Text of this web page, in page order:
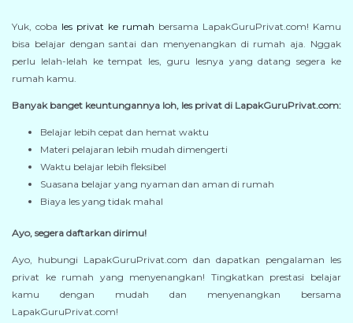
Yuk, coba les privat ke rumah bersama LapakGuruPrivat.com! Kamu
bisa belajar dengan santai dan menyenangkan di rumah aja. Nggak
perlu lelah-lelah ke tempat les, guru lesnya yang datang segera ke
rumah kamu.
Banyak banget keuntungannya loh, les privat di LapakGuruPrivat.com:
Belajar lebih cepat dan hemat waktu
Materi pelajaran lebih mudah dimengerti
Waktu belajar lebih fleksibel
Suasana belajar yang nyaman dan aman di rumah
Biaya les yang tidak mahal
Ayo, segera daftarkan dirimu!
Ayo, hubungi LapakGuruPrivat.com dan dapatkan pengalaman les
privat ke rumah yang menyenangkan! Tingkatkan prestasi belajar
kamu dengan mudah dan menyenangkan bersama
LapakGuruPrivat.com!